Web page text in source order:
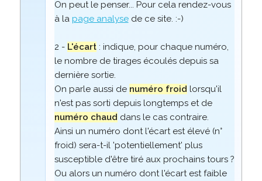
On peut le penser... Pour cela rendez-vous
à la page analysede ce site. :-)
2 - L'écart: indique, pour chaque numéro,
le nombre de tirages écoulés depuis sa
dernière sortie.
On parle aussi de numéro froid lorsqu'il
n'est pas sorti depuis longtemps et de
numéro chaud dans le cas contraire.
Ainsi un numéro dont l'écart est élevé (n°
froid) sera-t-il 'potentiellement' plus
susceptible d'être tiré aux prochains tours ?
Ou alors un numéro dont l'écart est faible